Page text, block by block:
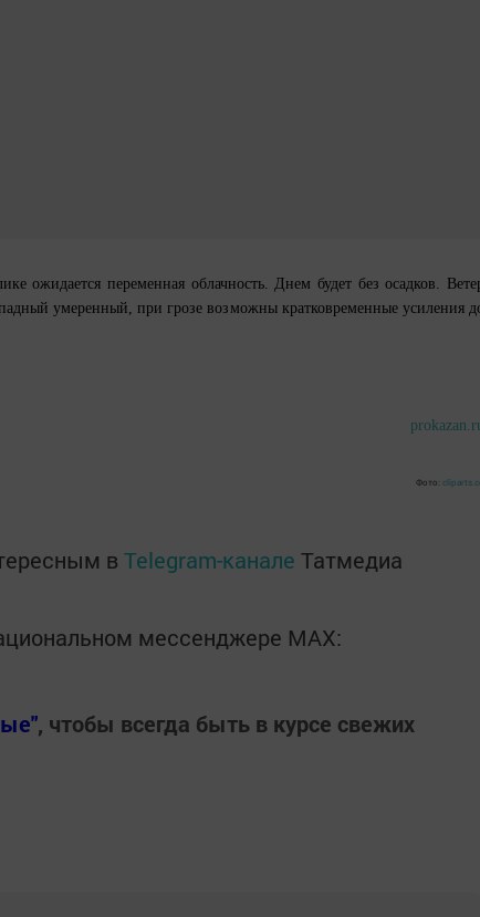
ожидается переменная облачность. Днем будет без осадков.
умеренный, при грозе возможны кратковременные усиления
Фото:
в Telegram-канале Татмедиа
мессенджере MАХ:
, чтобы всегда быть в курсе свежих